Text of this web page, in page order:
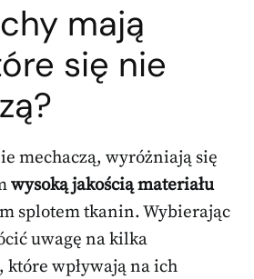
mają
się nie
mechaczą, wyróżniają się
wysoką jakością materiału
splotem tkanin. Wybierając
uwagę na kilka
które wpływają na ich